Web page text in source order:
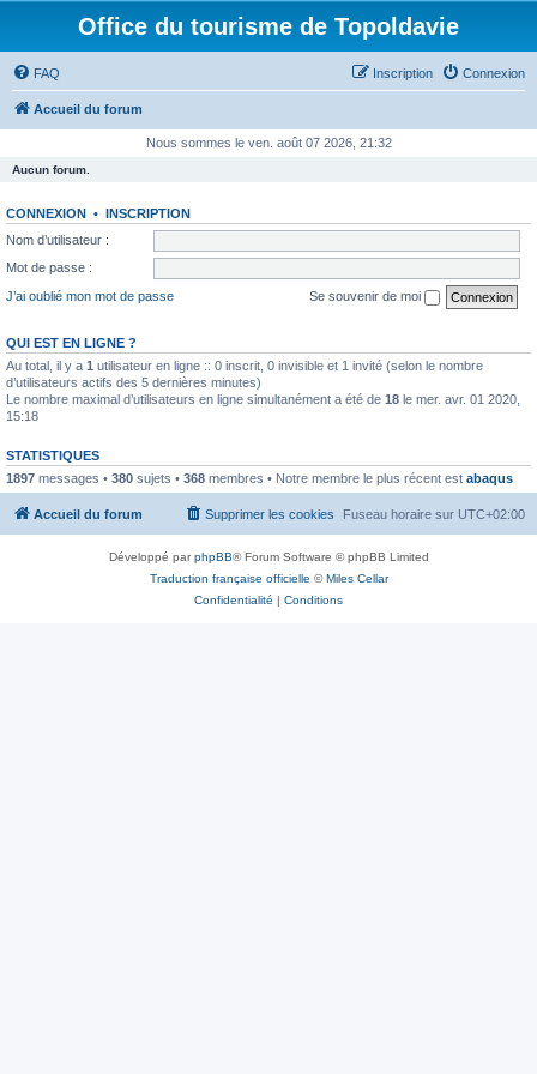
Office du tourisme de Topoldavie
FAQ Connexion
Inscription
Accueil du forum
Nous sommes le ven. août 07 2026, 21:32
Aucun forum.
CONNEXION • INSCRIPTION
Nom d’utilisateur :
Mot de passe :
J’ai oublié mon mot de passe
Se souvenir de moi
QUI EST EN LIGNE ?
Au total, il y a 1 utilisateur en ligne :: 0 inscrit, 0 invisible et 1 invité (selon le nombre
d’utilisateurs actifs des 5 dernières minutes)
Le nombre maximal d’utilisateurs en ligne simultanément a été de 18 le mer. avr. 01 2020,
15:18
STATISTIQUES
1897 messages • 380 sujets • 368 membres • Notre membre le plus récent est abaqus
Accueil du forum Fuseau horaire sur UTC+02:00
Supprimer les cookies
Développé parphpBB® Forum Software © phpBB Limited
Traduction française officielle ©Miles Cellar
Confidentialité | Conditions